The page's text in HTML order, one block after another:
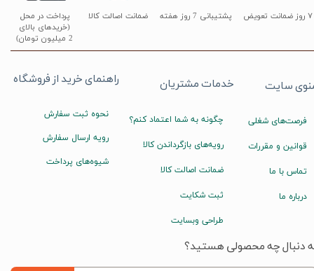
پشتیبانی 7 روز هفته
پرداخت در محل
(خریدهای بالای
2 میلیون تومان)
۷ روز ضمانت تعویض ضمانت اصالت کالا
راهنمای خرید از فروشگاه
نحوه ثبت سفارش
رویه ارسال سفارش
شیوه‌های پرداخت
خدمات مشتریان
چگونه به شما اعتماد کنم؟
رویه‌های بازگرداندن کالا
ضمانت اصالت کالا
ثبت شکایت
طراحی وبسایت
سایت
فرصت‌های شغلی
قوانین و مقررات
تماس با ما
درباره ما
دنبال چه محصولی هستید؟